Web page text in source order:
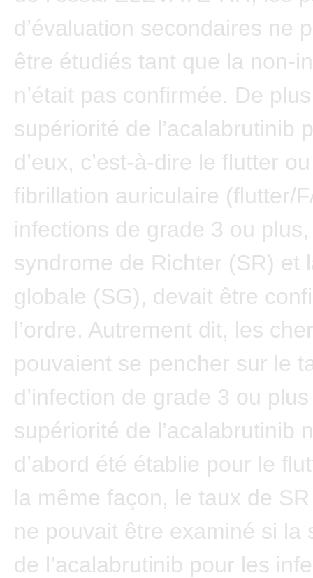
d’évaluation secondaires ne
être étudiés tant que la non-
n’était pas confirmée. De
supériorité de l’acalabrutinib
d’eux, c’est-à-dire le flutter
fibrillation auriculaire (flutter/
infections de grade 3 ou
syndrome de Richter (SR) et
globale (SG), devait être
l’ordre. Autrement dit, les
pouvaient se pencher sur le
d’infection de grade 3 ou
supériorité de l’acalabrutinib
d’abord été établie pour le
la même façon, le taux de
ne pouvait être examiné si la
de l’acalabrutinib pour les